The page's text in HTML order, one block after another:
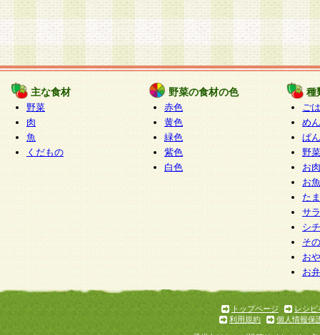
主な食材
野菜
肉
魚
くだもの
野菜の食材の色
赤色
黄色
緑色
紫色
白色
種
ご
めん
ぱん
野
お
お
た
サ
シ
そ
お
お
トップページ
レシピ
利用規約
個人情報保